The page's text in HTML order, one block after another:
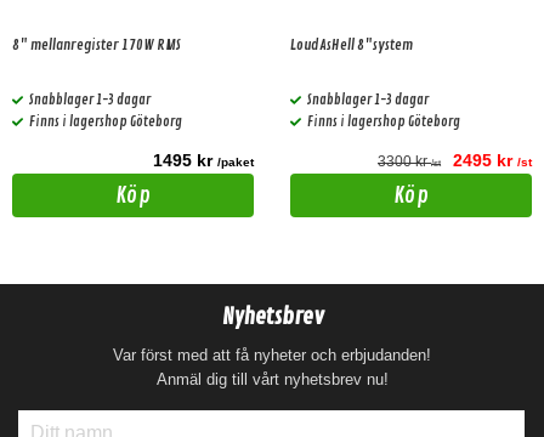
8" mellanregister 170W RMS
Snabblager 1-3 dagar
Finns i lagershop Göteborg
1495 kr /paket
Köp
LoudAsHell 8"system
Snabblager 1-3 dagar
Finns i lagershop Göteborg
3300 kr/st 2495 kr /st
Köp
Nyhetsbrev
Var först med att få nyheter och erbjudanden!
Anmäl dig till vårt nyhetsbrev nu!